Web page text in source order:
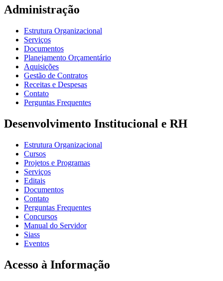
Administração
Estrutura Organizacional
Serviços
Documentos
Planejamento Orçamentário
Aquisições
Gestão de Contratos
Receitas e Despesas
Contato
Perguntas Frequentes
Desenvolvimento Institucional e RH
Estrutura Organizacional
Cursos
Projetos e Programas
Serviços
Editais
Documentos
Contato
Perguntas Frequentes
Concursos
Manual do Servidor
Siass
Eventos
Acesso à Informação